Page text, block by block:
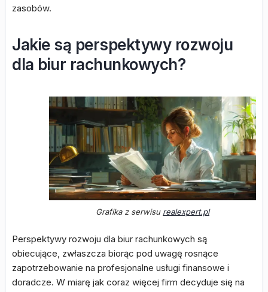
zasobów.
Jakie są perspektywy rozwoju
dla biur rachunkowych?
Grafika z serwisu realexpert.pl
Perspektywy rozwoju dla biur rachunkowych są
obiecujące, zwłaszcza biorąc pod uwagę rosnące
zapotrzebowanie na profesjonalne usługi finansowe i
doradcze. W miarę jak coraz więcej firm decyduje się na